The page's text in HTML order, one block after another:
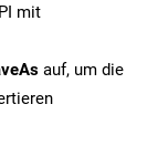
mit
auf, um die